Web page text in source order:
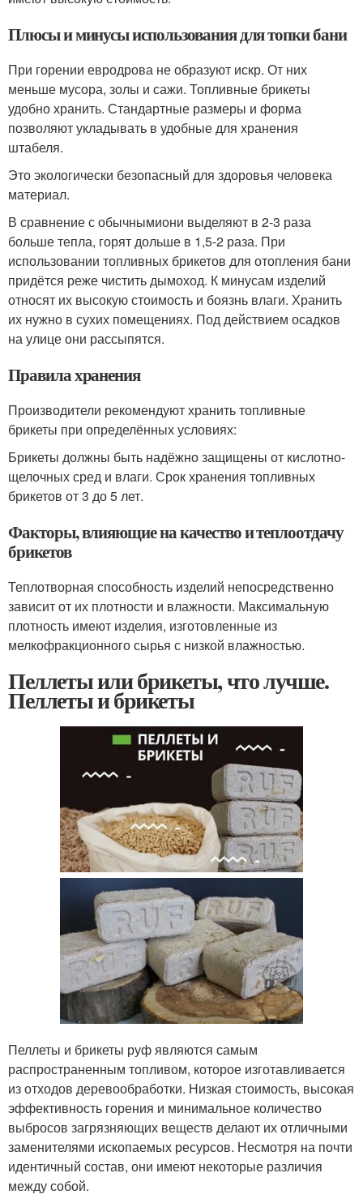
Плюсы и минусы использования для топки бани
При горении евродрова не образуют искр. От них
меньше мусора, золы и сажи. Топливные брикеты
удобно хранить. Стандартные размеры и форма
позволяют укладывать в удобные для хранения
штабеля.
Это экологически безопасный для здоровья человека
материал.
В сравнение с обычнымиони выделяют в 2-3 раза
больше тепла, горят дольше в 1,5-2 раза. При
использовании топливных брикетов для отопления бани
придётся реже чистить дымоход. К минусам изделий
относят их высокую стоимость и боязнь влаги. Хранить
их нужно в сухих помещениях. Под действием осадков
на улице они рассыпятся.
Правила хранения
Производители рекомендуют хранить топливные
брикеты при определённых условиях:
Брикеты должны быть надёжно защищены от кислотно-
щелочных сред и влаги. Срок хранения топливных
брикетов от 3 до 5 лет.
Факторы, влияющие на качество и теплоотдачу
брикетов
Теплотворная способность изделий непосредственно
зависит от их плотности и влажности. Максимальную
плотность имеют изделия, изготовленные из
мелкофракционного сырья с низкой влажностью.
Пеллеты или брикеты, что лучше.
Пеллеты и брикеты
Пеллеты и брикеты руф являются самым
распространенным топливом, которое изготавливается
из отходов деревообработки. Низкая стоимость, высокая
эффективность горения и минимальное количество
выбросов загрязняющих веществ делают их отличными
заменителями ископаемых ресурсов. Несмотря на почти
идентичный состав, они имеют некоторые различия
между собой.